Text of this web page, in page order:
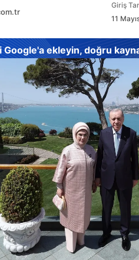
Giriş
11
Google'a ekleyin, doğru